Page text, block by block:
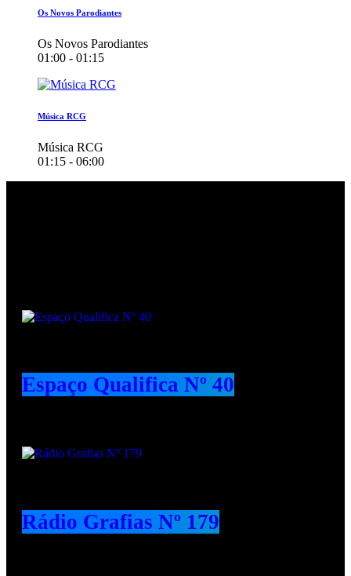
Os Novos Parodiantes
Os Novos Parodiantes
01:00 - 01:15
Música RCG
Música RCG
01:15 - 06:00
Espaço Qualifica Nº 40
Rádio Grafias Nº 179